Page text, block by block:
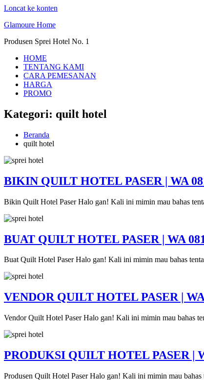
Loncat ke konten
Glamoure Home
Produsen Sprei Hotel No. 1
HOME
TENTANG KAMI
CARA PEMESANAN
HARGA
PROMO
Kategori: quilt hotel
Beranda
quilt hotel
BIKIN QUILT HOTEL PASER | WA
Bikin Quilt Hotel Paser Halo gan! Kali ini mimin mau bahas
BUAT QUILT HOTEL PASER | WA
Buat Quilt Hotel Paser Halo gan! Kali ini mimin mau bahas
VENDOR QUILT HOTEL PASER | WA
Vendor Quilt Hotel Paser Halo gan! Kali ini mimin mau bahas
PRODUKSI QUILT HOTEL PASER |
Produsen Quilt Hotel Paser Halo gan! Kali ini mimin mau